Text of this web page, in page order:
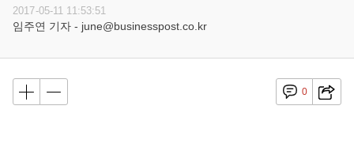
2017-05-11 11:53:51
임주연 기자 - june@businesspost.co.kr
0